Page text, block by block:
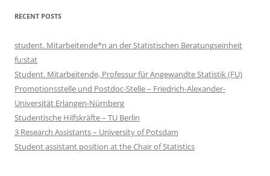
RECENT POSTS
student. Mitarbeitende*n an der Statistischen Beratungseinheit
fu:stat
Student. Mitarbeitende, Professur für Angewandte Statistik (FU)
Promotionsstelle und Postdoc-Stelle – Friedrich-Alexander-
Universität Erlangen-Nürnberg
Studentische Hilfskräfte – TU Berlin
3 Research Assistants – University of Potsdam
Student assistant position at the Chair of Statistics